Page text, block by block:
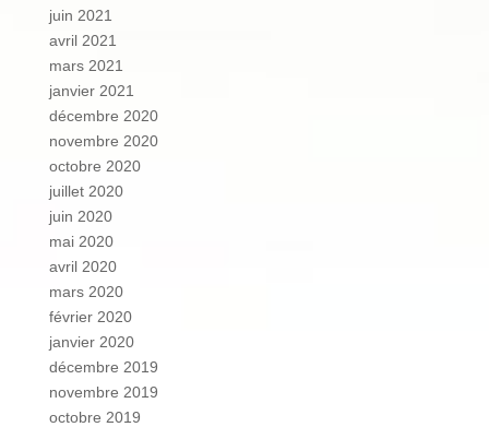
juin 2021
avril 2021
mars 2021
janvier 2021
décembre 2020
novembre 2020
octobre 2020
juillet 2020
juin 2020
mai 2020
avril 2020
mars 2020
février 2020
janvier 2020
décembre 2019
novembre 2019
octobre 2019